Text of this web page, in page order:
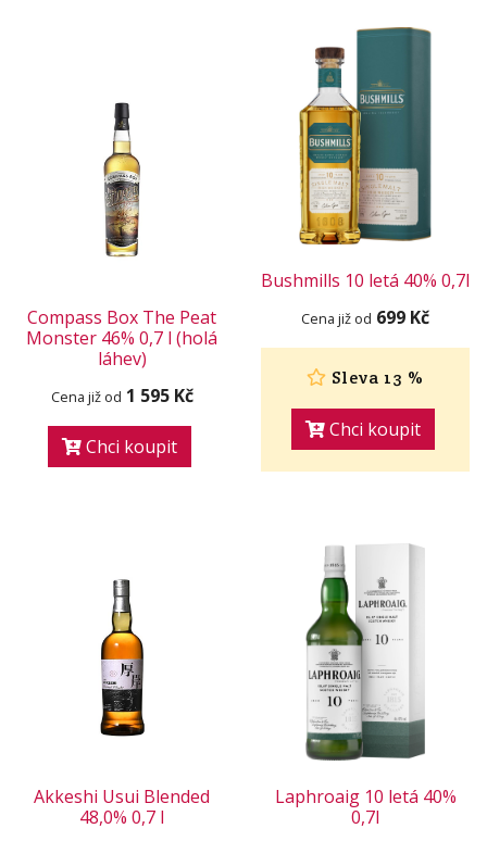
Compass Box The Peat
Monster 46% 0,7 l (holá
láhev)
Cena již od 1 595 Kč
Chci koupit
Bushmills 10 letá 40% 0,7l
Cena již od 699 Kč
Sleva 13 %
Chci koupit
Akkeshi Usui Blended
48,0% 0,7 l
Laphroaig 10 letá 40%
0,7l